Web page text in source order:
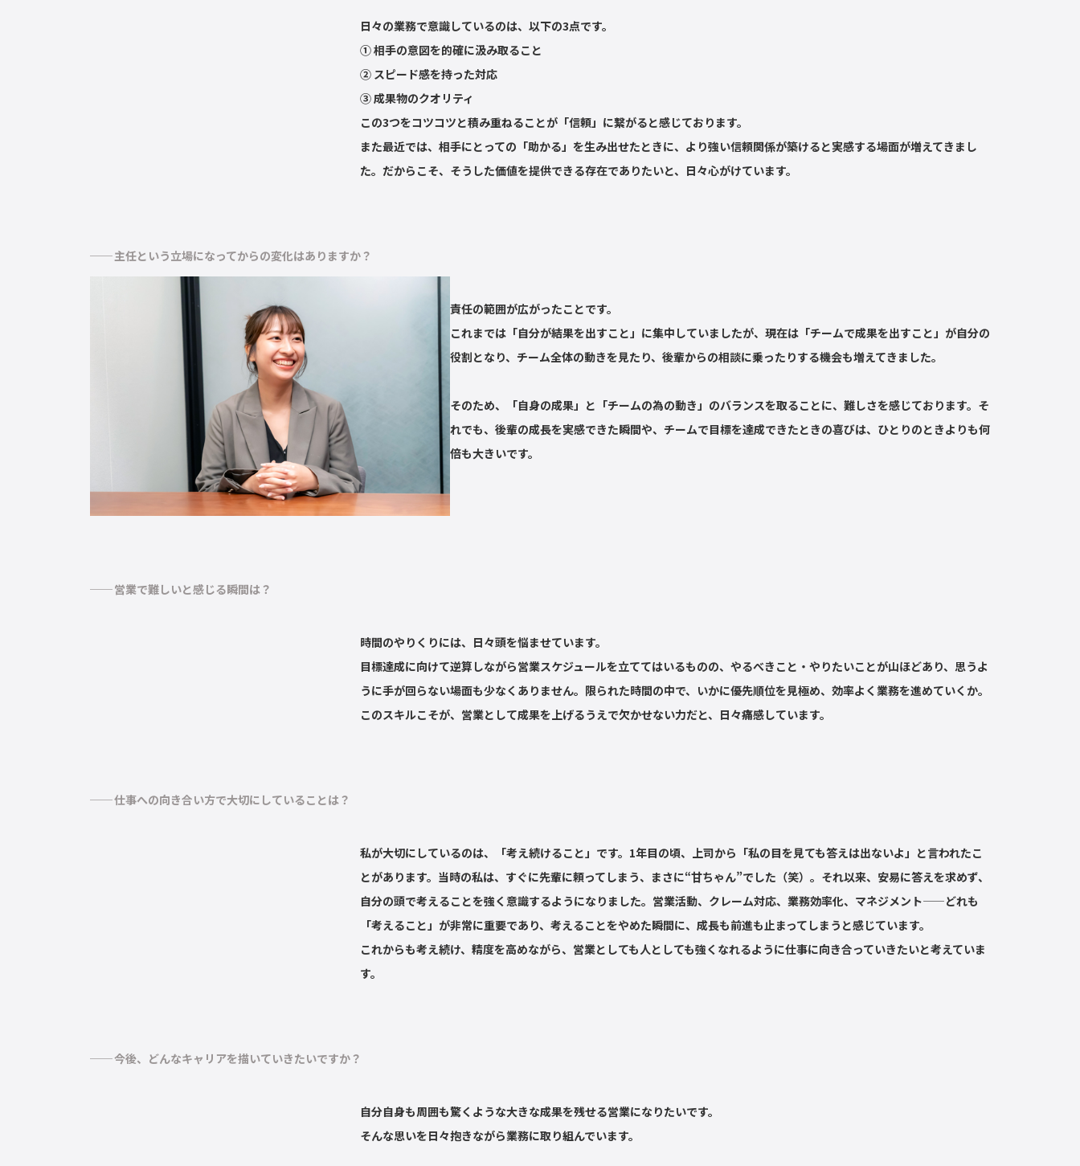
日々の業務で意識しているのは、以下の3点です。
① 相手の意図を的確に汲み取ること
② スピード感を持った対応
③ 成果物のクオリティ
この3つをコツコツと積み重ねることが「信頼」に繋がると感じております。
また最近では、相手にとっての「助かる」を生み出せたときに、より強い信頼関係が築けると実感する場面が増えてきまし
た。だからこそ、そうした価値を提供できる存在でありたいと、日々心がけています。
主任という立場になってからの変化はありますか？
責任の範囲が広がったことです。
これまでは「自分が結果を出すこと」に集中していましたが、現在は「チームで成果を出すこと」が自分の
役割となり、チーム全体の動きを見たり、後輩からの相談に乗ったりする機会も増えてきました。
そのため、「自身の成果」と「チームの為の動き」のバランスを取ることに、難しさを感じております。そ
れでも、後輩の成長を実感できた瞬間や、チームで目標を達成できたときの喜びは、ひとりのときよりも何
倍も大きいです。
営業で難しいと感じる瞬間は？
時間のやりくりには、日々頭を悩ませています。
目標達成に向けて逆算しながら営業スケジュールを立ててはいるものの、やるべきこと・やりたいことが山ほどあり、思うよ
うに手が回らない場面も少なくありません。限られた時間の中で、いかに優先順位を見極め、効率よく業務を進めていくか。
このスキルこそが、営業として成果を上げるうえで欠かせない力だと、日々痛感しています。
仕事への向き合い方で大切にしていることは？
私が大切にしているのは、「考え続けること」です。1年目の頃、上司から「私の目を見ても答えは出ないよ」と言われたこ
とがあります。当時の私は、すぐに先輩に頼ってしまう、まさに“甘ちゃん”でした（笑）。それ以来、安易に答えを求めず、
自分の頭で考えることを強く意識するようになりました。営業活動、クレーム対応、業務効率化、マネジメント——どれも
「考えること」が非常に重要であり、考えることをやめた瞬間に、成長も前進も止まってしまうと感じています。
これからも考え続け、精度を高めながら、営業としても人としても強くなれるように仕事に向き合っていきたいと考えていま
す。
今後、どんなキャリアを描いていきたいですか？
自分自身も周囲も驚くような大きな成果を残せる営業になりたいです。
そんな思いを日々抱きながら業務に取り組んでいます。